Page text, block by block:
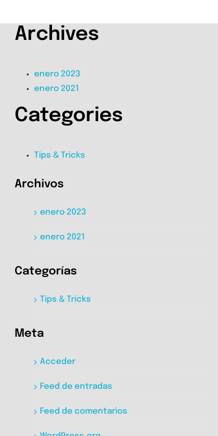
Archives
enero 2023
enero 2021
Categories
Tips & Tricks
Archivos
enero 2023
enero 2021
Categorías
Tips & Tricks
Meta
Acceder
Feed de entradas
Feed de comentarios